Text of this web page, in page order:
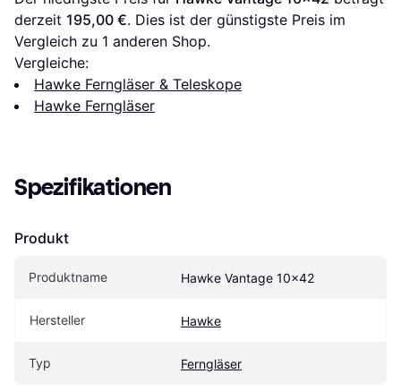
derzeit 195,00 €. Dies ist der günstigste Preis im
Vergleich zu 1 anderen Shop.
Vergleiche:
Hawke Ferngläser & Teleskope
Hawke Ferngläser
Spezifikationen
Produkt
Produktname Hawke Vantage 10x42
Hersteller Hawke
Typ Ferngläser